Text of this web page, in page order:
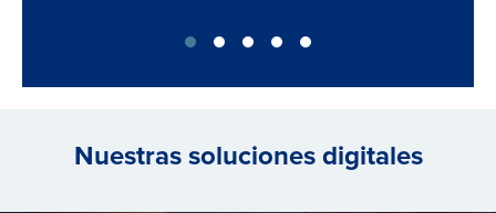
Nuestras soluciones digitales